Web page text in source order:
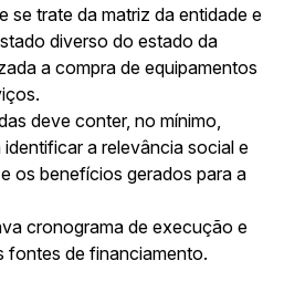
se trate da matriz da entidade e
diverso do estado da
a compra de equipamentos
deve conter, no mínimo,
a relevância social e
os benefícios gerados para a
cronograma de execução e
fontes de financiamento.